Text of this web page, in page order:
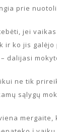
prie
jei
ir ko jis
dalijasi
ne tik
sąlygų